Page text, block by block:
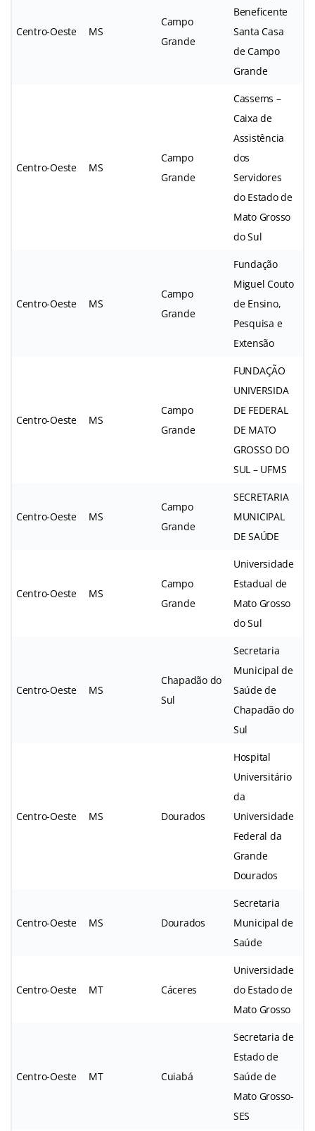
Centro-Oeste MS
Campo
Grande
Beneficente
Santa Casa
de Campo
Grande
Centro-Oeste MS
Campo
Grande
Cassems –
Caixa de
Assistência
dos
Servidores
do Estado de
Mato Grosso
do Sul
Centro-Oeste MS
Campo
Grande
Fundação
Miguel Couto
de Ensino,
Pesquisa e
Extensão
Centro-Oeste MS
Campo
Grande
FUNDAÇÃO
UNIVERSIDA
DE FEDERAL
DE MATO
GROSSO DO
SUL – UFMS
Centro-Oeste MS
Campo
Grande
SECRETARIA
MUNICIPAL
DE SAÚDE
Centro-Oeste MS
Campo
Grande
Universidade
Estadual de
Mato Grosso
do Sul
Centro-Oeste MS
Chapadão do
Sul
Secretaria
Municipal de
Saúde de
Chapadão do
Sul
Centro-Oeste MS Dourados
Hospital
Universitário
da
Universidade
Federal da
Grande
Dourados
Centro-Oeste MS Dourados
Secretaria
Municipal de
Saúde
Centro-Oeste MT Cáceres
Universidade
do Estado de
Mato Grosso
Centro-Oeste MT Cuiabá
Secretaria de
Estado de
Saúde de
Mato Grosso-
SES